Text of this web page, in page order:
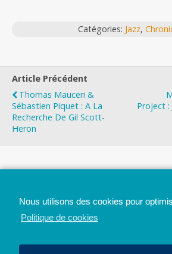
Catégories: Jazz,
Article Précédent
Thomas Mauceri &
Sébastien Piquet : A La
Recherche De Gil Scott-
Heron
Project :
Nous utilisons des cookies pour
Politique de cookies